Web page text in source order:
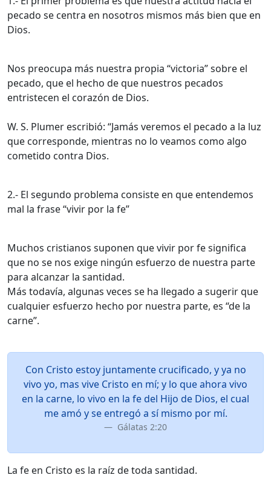
pecado se centra en nosotros mismos más bien que en
Dios.
Nos preocupa más nuestra propia “victoria” sobre el
pecado, que el hecho de que nuestros pecados
entristecen el corazón de Dios.
W. S. Plumer escribió: “Jamás veremos el pecado a la luz
que corresponde, mientras no lo veamos como algo
cometido contra Dios.
2.- El segundo problema consiste en que entendemos
mal la frase “vivir por la fe”
Muchos cristianos suponen que vivir por fe significa
que no se nos exige ningún esfuerzo de nuestra parte
para alcanzar la santidad.
Más todavía, algunas veces se ha llegado a sugerir que
cualquier esfuerzo hecho por nuestra parte, es “de la
carne”.
Con Cristo estoy juntamente crucificado, y ya no
vivo yo, mas vive Cristo en mí; y lo que ahora vivo
en la carne, lo vivo en la fe del Hijo de Dios, el cual
me amó y se entregó a sí mismo por mí.
Gálatas 2:20
La fe en Cristo es la raíz de toda santidad.